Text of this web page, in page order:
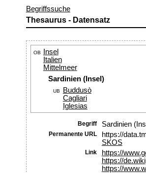
Begriffssuche
Thesaurus - Datensatz
OB
Insel
Italien
Mittelmeer
Sardinien (Insel)
UB
Buddusò
Cagliari
Iglesias
Begriff Sardinien
Permanente URL
https://
SKOS
Link
https://
https://
https://